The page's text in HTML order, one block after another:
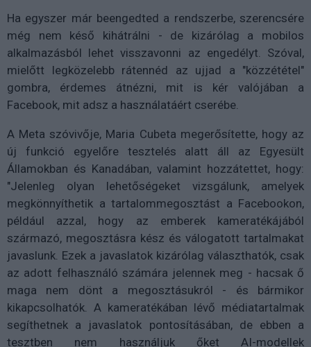
Ha egyszer már beengedted a rendszerbe, szerencsére
még nem késő kihátrálni - de kizárólag a mobilos
alkalmazásból lehet visszavonni az engedélyt. Szóval,
mielőtt legközelebb rátennéd az ujjad a "közzététel"
gombra, érdemes átnézni, mit is kér valójában a
Facebook, mit adsz a használatáért cserébe.
A Meta szóvivője, Maria Cubeta megerősítette, hogy az
új funkció egyelőre tesztelés alatt áll az Egyesült
Államokban és Kanadában, valamint hozzátettet, hogy:
"Jelenleg olyan lehetőségeket vizsgálunk, amelyek
megkönnyíthetik a tartalommegosztást a Facebookon,
például azzal, hogy az emberek kameratékájából
származó, megosztásra kész és válogatott tartalmakat
javaslunk. Ezek a javaslatok kizárólag választhatók, csak
az adott felhasználó számára jelennek meg - hacsak ő
maga nem dönt a megosztásukról - és bármikor
kikapcsolhatók. A kameratékában lévő médiatartalmak
segíthetnek a javaslatok pontosításában, de ebben a
tesztben nem használjuk őket AI-modellek